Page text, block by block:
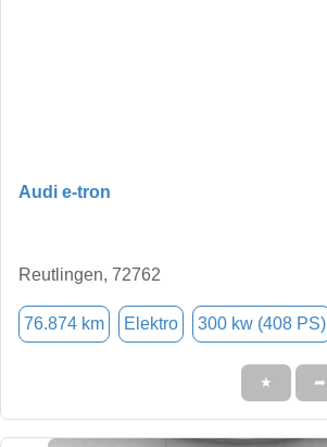
Audi e-tron
Reutlingen, 72762
76.874 km Elektro 300 kw (408 PS)
★ ➦